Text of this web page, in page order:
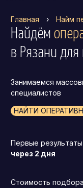
Главная › Найм
Найдём
в Рязани для
Занимаемся
специалистов
НАЙТИ
Первые результаты
через 2 дня
Стоимость